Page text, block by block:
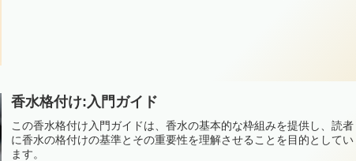
香水格付け:入門ガイド
この香水格付け入門ガイドは、香水の基本的な枠組みを提供し、読者
に香水の格付けの基準とその重要性を理解させることを目的としてい
ます。